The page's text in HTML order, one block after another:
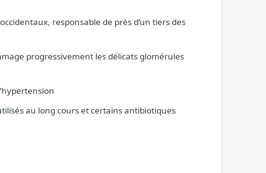
responsable de près d’un tiers des
progressivement les délicats glomérules
au long cours et certains antibiotiques